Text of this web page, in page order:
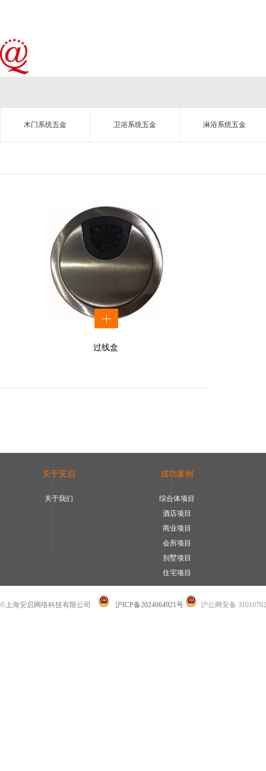
木门系统五金 卫浴系统五金 淋浴系统五金
过线盒
关于安启
关于我们
成功案例
综合体项目
酒店项目
商业项目
会所项目
别墅项目
住宅项目
©上海安启网络科技有限公司 沪ICP备2024064921号 沪公网安备